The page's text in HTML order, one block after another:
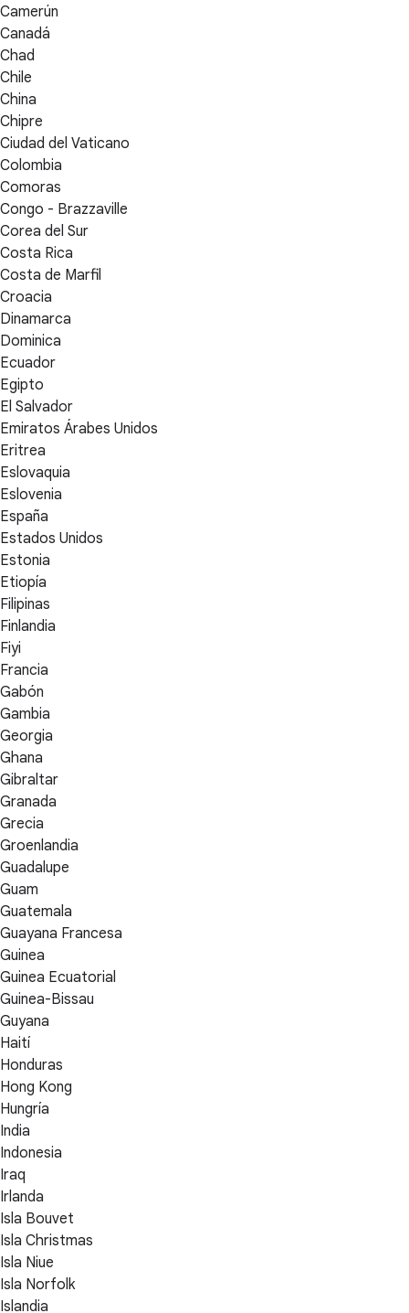
Camerún
Canadá
Chad
Chile
China
Chipre
Ciudad del Vaticano
Colombia
Comoras
Congo - Brazzaville
Corea del Sur
Costa Rica
Costa de Marfil
Croacia
Dinamarca
Dominica
Ecuador
Egipto
El Salvador
Emiratos Árabes Unidos
Eritrea
Eslovaquia
Eslovenia
España
Estados Unidos
Estonia
Etiopía
Filipinas
Finlandia
Fiyi
Francia
Gabón
Gambia
Georgia
Ghana
Gibraltar
Granada
Grecia
Groenlandia
Guadalupe
Guam
Guatemala
Guayana Francesa
Guinea
Guinea Ecuatorial
Guinea-Bissau
Guyana
Haití
Honduras
Hong Kong
Hungría
India
Indonesia
Iraq
Irlanda
Isla Bouvet
Isla Christmas
Isla Niue
Isla Norfolk
Islandia